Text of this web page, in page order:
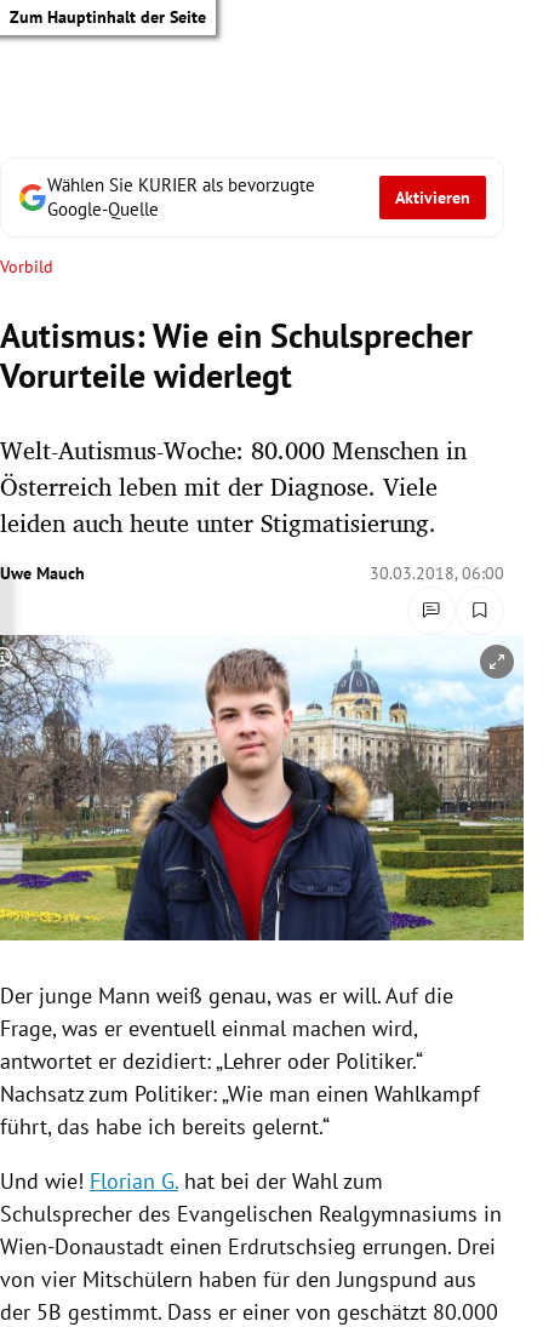
Zum Hauptinhalt der Seite
Untermenü
Untermenü
Untermenü
Untermenü
Untermenü
Untermenü
Untermenü
Untermenü
Wählen Sie KURIER als bevorzugte
Google-Quelle
Aktivieren
Vorbild
Autismus: Wie ein Schulsprecher
Vorurteile widerlegt
Welt-Autismus-Woche: 80.000 Menschen in
Österreich leben mit der Diagnose. Viele
leiden auch heute unter Stigmatisierung.
Uwe Mauch 30.03.2018, 06:00
Copyright-Hinweis öffnen/schließen
Der junge Mann weiß genau, was er will. Auf die
Frage, was er eventuell einmal machen wird,
antwortet er dezidiert: „Lehrer oder Politiker.“
Nachsatz zum Politiker: „Wie man einen Wahlkampf
führt, das habe ich bereits gelernt.“
Und wie! Florian G. hat bei der Wahl zum
Schulsprecher des Evangelischen Realgymnasiums in
Wien-Donaustadt einen Erdrutschsieg errungen. Drei
von vier Mitschülern haben für den Jungspund aus
der 5B gestimmt. Dass er einer von geschätzt 80.000